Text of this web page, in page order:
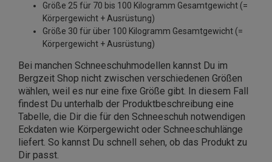
Größe 25 für 70 bis 100 Kilogramm Gesamtgewicht (=
Körpergewicht + Ausrüstung)
Größe 30 für über 100 Kilogramm Gesamtgewicht (=
Körpergewicht + Ausrüstung)
Bei manchen Schneeschuhmodellen kannst Du im
Bergzeit Shop nicht zwischen verschiedenen Größen
wählen, weil es nur eine fixe Größe gibt. In diesem Fall
findest Du unterhalb der Produktbeschreibung eine
Tabelle, die Dir die für den Schneeschuh notwendigen
Eckdaten wie Körpergewicht oder Schneeschuhlänge
liefert. So kannst Du schnell sehen, ob das Produkt zu
Dir passt.